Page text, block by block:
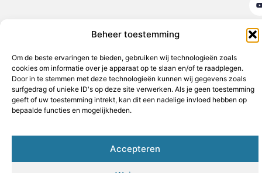
Beheer toestemming
Om de beste ervaringen te bieden, gebruiken wij technologieën zoals
cookies om informatie over je apparaat op te slaan en/of te raadplegen.
Door in te stemmen met deze technologieën kunnen wij gegevens zoals
surfgedrag of unieke ID's op deze site verwerken. Als je geen toestemming
geeft of uw toestemming intrekt, kan dit een nadelige invloed hebben op
bepaalde functies en mogelijkheden.
Accepteren
Aanmelden Beroemdheden Contact Cookiebeleid (EU)
Ons team Over ons Partners Website index Uit De Media
Goede backlinks kopen: de sleutel tot een sterke online autoriteit
Geld verdienen op internet: jouw weg naar financiële vrijheid
www.hothouse.be